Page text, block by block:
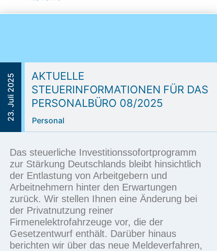
23. Juli 2025
AKTUELLE
STEUERINFORMATIONEN FÜR DAS
PERSONALBÜRO 08/2025
Personal
Das steuerliche Investitionssofortprogramm
zur Stärkung Deutschlands bleibt hinsichtlich
der Entlastung von Arbeitgebern und
Arbeitnehmern hinter den Erwartungen
zurück. Wir stellen Ihnen eine Änderung bei
der Privatnutzung reiner
Firmenelektrofahrzeuge vor, die der
Gesetzentwurf enthält. Darüber hinaus
berichten wir über das neue Meldeverfahren,